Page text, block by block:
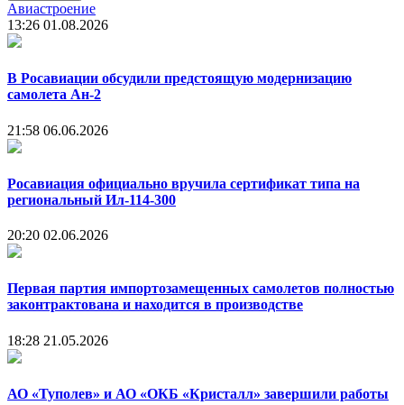
Авиастроение
13:26 01.08.2026
В Росавиации обсудили предстоящую модернизацию
самолета Ан-2
21:58 06.06.2026
Росавиация официально вручила сертификат типа на
региональный Ил-114-300
20:20 02.06.2026
Первая партия импортозамещенных самолетов полностью
законтрактована и находится в производстве
18:28 21.05.2026
АО «Туполев» и АО «ОКБ «Кристалл» завершили работы